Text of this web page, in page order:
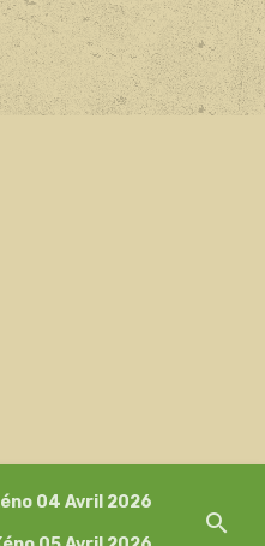
04 Avril 2026